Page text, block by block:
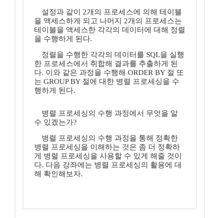
설정과 같이 2개의 프로세스에 의해 테이블
을 액세스하게 되고 나머지 2개의 프로세스는
테이블을 액세스한 각각의 데이터에 대해 정렬
을 수행하게 된다.
정렬을 수행한 각각의 데이터를 SQL을 실행
한 프로세스에서 취합해 결과를 추출하게 된
다. 이와 같은 과정을 수행해 ORDER BY 절 또
는 GROUP BY 절에 대한 병렬 프로세싱을 수
행하게 된다.
병렬 프로세싱의 수행 과정에서 무엇을 알
수 있겠는가?
병렬 프로세싱의 수행 과정을 통해 정확한
병렬 프로세싱을 이해하는 것은 좀 더 정확하
게 병렬 프로세싱을 사용할 수 있게 해줄 것이
다. 다음 강좌에는 병렬 프로세싱의 활용에 대
해 확인해보자.